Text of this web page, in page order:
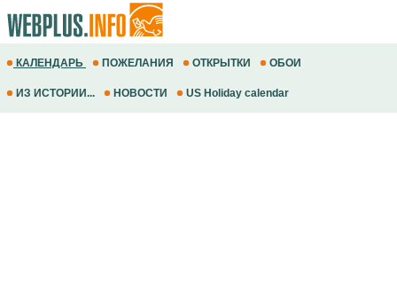
КАЛЕНДАРЬ ПОЖЕЛАНИЯ ОТКРЫТКИ ОБОИ
ИЗ ИСТОРИИ... НОВОСТИ US Holiday calendar